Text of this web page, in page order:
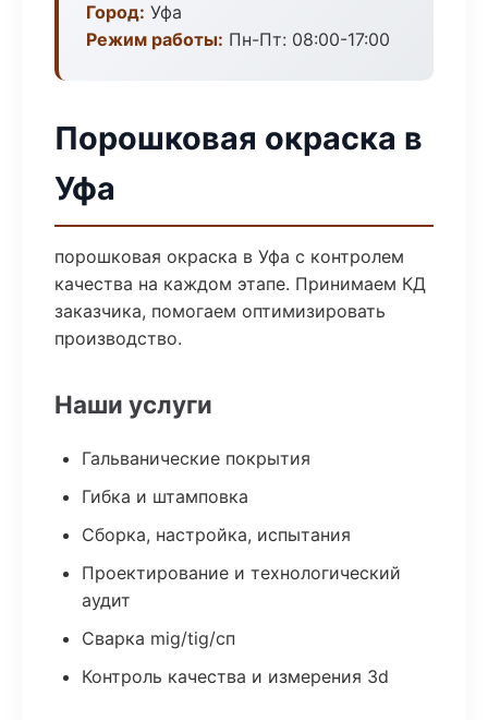
Город: Уфа
Режим работы: Пн-Пт: 08:00-17:00
Порошковая окраска в
Уфа
порошковая окраска в Уфа с контролем
качества на каждом этапе. Принимаем КД
заказчика, помогаем оптимизировать
производство.
Наши услуги
Гальванические покрытия
Гибка и штамповка
Сборка, настройка, испытания
Проектирование и технологический
аудит
Сварка mig/tig/сп
Контроль качества и измерения 3d